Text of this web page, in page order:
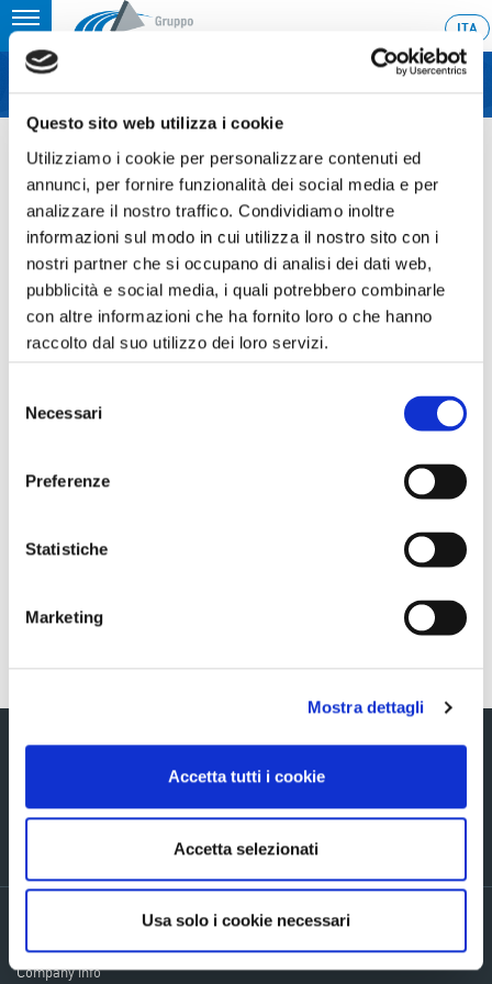
Questo sito web utilizza i cookie
Utilizziamo i cookie per personalizzare contenuti ed
annunci, per fornire funzionalità dei social media e per
analizzare il nostro traffico. Condividiamo inoltre
informazioni sul modo in cui utilizza il nostro sito con i
nostri partner che si occupano di analisi dei dati web,
pubblicità e social media, i quali potrebbero combinarle
con altre informazioni che ha fornito loro o che hanno
raccolto dal suo utilizzo dei loro servizi.
delNecessari
Preferenze
Statistiche
Marketing
Mostra dettagli
Accetta tutti i cookie
Accetta selezionati
Usa solo i cookie necessari
Toggle
navigation
ITA
Home
quarter of 2019
Last update: 2019/05/13 18:10
13.05.2019
THE BOARD OF DIRECTORS
HAS APPROVED THE RESULTS
OF THE FIRST QUARTER OF
COS_Ascopiave_03M2019_ENG
Cookie Policy
Company info